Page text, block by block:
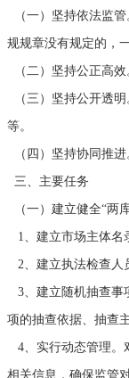
（一）坚持依法监
规规章没有规定的，
（二）坚持公正高
（三）坚持公开透
等。
（四）坚持协同推
三、主要任务
（一）建立健全“两
1、建立市场主体名
2、建立执法检查人
3、建立随机抽查事
项的抽查依据、抽查
4、实行动态管理。
相关信息，确保监管